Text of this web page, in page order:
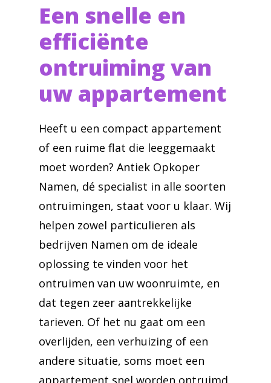
Een snelle en
efficiënte
ontruiming van
uw appartement
Heeft u een compact appartement
of een ruime flat die leeggemaakt
moet worden? Antiek Opkoper
Namen, dé specialist in alle soorten
ontruimingen, staat voor u klaar. Wij
helpen zowel particulieren als
bedrijven Namen om de ideale
oplossing te vinden voor het
ontruimen van uw woonruimte, en
dat tegen zeer aantrekkelijke
tarieven. Of het nu gaat om een
overlijden, een verhuizing of een
andere situatie, soms moet een
appartement snel worden ontruimd.